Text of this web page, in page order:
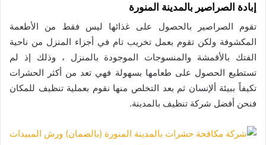
إبادة الصراصير بالمدينة المنورة
تقوم الصراصير بالحصول على غذائها ليس فقط من الأطعمة
المكشوفة ولكن تقوم بعمل تخريب تام في أجزاء المنزل من ناحية
الفتك بالأقمشة والمنسوجات الموجودة بالمنزل ، وذلك إذ لم
تستطيع الحصول على طعامها بسهولة فهي تعد من أكثر الحشرات
تكيفاً ببيئة ألإنسان ثم بعد التخلص منها نقوم بعملية تنظيف للمكان
فنحن أفضل شركة تنظيف بالمدينة.